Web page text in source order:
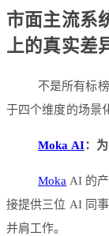
市面主流系
上的真实差
不是所有标
于四个维度的场景
Moka AI：
Moka AI 的
接提供三位 AI 同
并肩工作。